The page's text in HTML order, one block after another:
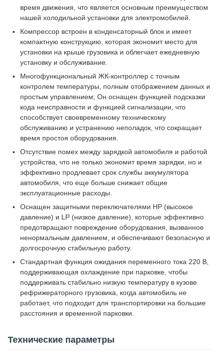
время движения, что является основным преимуществом
нашей холодильной установки для электромобилей.
Компрессор встроен в конденсаторный блок и имеет
компактную конструкцию, которая экономит место для
установки на крыше грузовика и облегчает ежедневную
установку и обслуживание.
Многофункциональный ЖК-контроллер с точным
контролем температуры, полным отображением данных и
простым управлением; Он оснащен функцией подсказки
кода неисправности и функцией сигнализации, что
способствует своевременному техническому
обслуживанию и устранению неполадок, что сокращает
время простоя оборудования.
Отсутствие помех между зарядкой автомобиля и работой
устройства, что не только экономит время зарядки, но и
эффективно продлевает срок службы аккумулятора
автомобиля, что еще больше снижает общие
эксплуатационные расходы.
Оснащен защитными переключателями HP (высокое
давление) и LP (низкое давление), которые эффективно
предотвращают повреждение оборудования, вызванное
ненормальным давлением, и обеспечивают безопасную и
долгосрочную стабильную работу.
Стандартная функция ожидания переменного тока 220 В,
поддерживающая охлаждение при парковке, чтобы
поддерживать стабильно низкую температуру в кузове
рефрижераторного грузовика, когда автомобиль не
работает, что подходит для транспортировки на большие
расстояния и временной парковки.
Технические параметры